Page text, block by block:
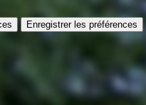
Enregistrer les préférences